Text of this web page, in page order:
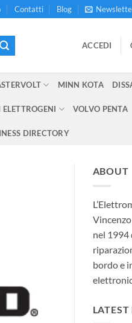
Contatti Blog
ACCEDI
MINN KOTA
ELETTROGENI VOLVO PENTA
DIRECTORY
ABOUT
Vincenzo
nel 1994
bordo e
LATEST